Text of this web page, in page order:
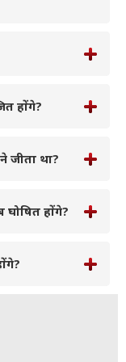
होंगे?
जीता था?
घोषित होंगे?